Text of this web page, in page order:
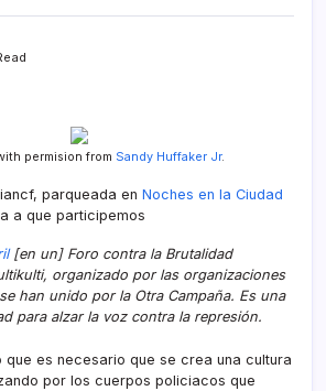
permision from Sandy Huffaker Jr.
parqueada en Noches en la Ciudad
a que participemos
[en un] Foro contra la Brutalidad
organizado por las organizaciones
han unido por la Otra Campaña. Es una
para alzar la voz contra la represión.
que es necesario que se crea una cultura
por los cuerpos policiacos que